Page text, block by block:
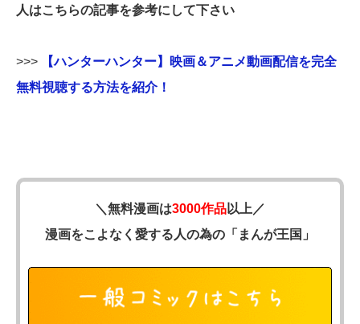
人はこちらの記事を参考にして下さい
>>>
【ハンターハンター】映画＆アニメ動画配信を完全
無料視聴する方法を紹介！
＼無料漫画は3000作品以上／
漫画をこよなく愛する人の為の「まんが王国」